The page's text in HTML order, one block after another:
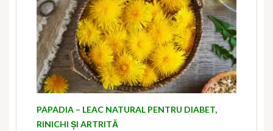
PAPADIA – LEAC NATURAL PENTRU DIABET,
RINICHI ȘI ARTRITĂ